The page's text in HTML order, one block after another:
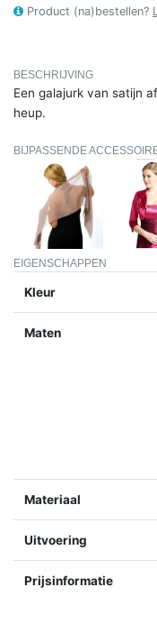
Product (na)bestellen?
BESCHRIJVING
Een galajurk van satijn
heup.
BIJPASSENDE
EIGENSCHAPPEN
Kleur
Maten
Materiaal
Uitvoering
Prijsinformatie